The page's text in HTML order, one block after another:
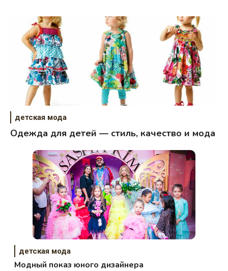
детская мода
Одежда для детей — стиль, качество и мода
детская мода
Модный показ юного дизайнера